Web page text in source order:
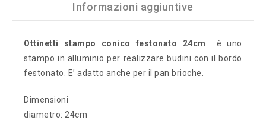
Informazioni aggiuntive
Ottinetti stampo conico festonato 24cm è uno
stampo in alluminio per realizzare budini con il bordo
festonato. E’ adatto anche per il pan brioche.
Dimensioni
diametro: 24cm